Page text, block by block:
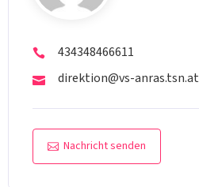
434348466611
direktion@vs-anras.tsn.at
Nachricht senden